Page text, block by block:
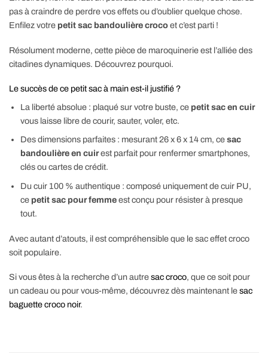
pas à craindre de perdre vos effets ou d’oublier quelque chose.
Enfilez votre petit sac bandoulière crocoet c’est parti !
Résolument moderne, cette pièce de maroquinerie est l’alliée des
citadines dynamiques. Découvrez pourquoi.
Le succès de ce petit sac à main est-il justifié ?
La liberté absolue : plaqué sur votre buste, ce petit sac en cuir
vous laisse libre de courir, sauter, voler, etc.
Des dimensions parfaites : mesurant 26 x 6 x 14 cm, cesac
bandoulière en cuirest parfait pour renfermer smartphones,
clés ou cartes de crédit.
Du cuir 100 % authentique : composé uniquement de cuir PU,
ce petit sac pour femmeest conçu pour résister à presque
tout.
Avec autant d’atouts, il est compréhensible que le sac effet croco
soit populaire.
Si vous êtes à la recherche d’un autresac croco, que ce soit pour
un cadeau ou pour vous-même, découvrez dès maintenant lesac
baguette croco noir.